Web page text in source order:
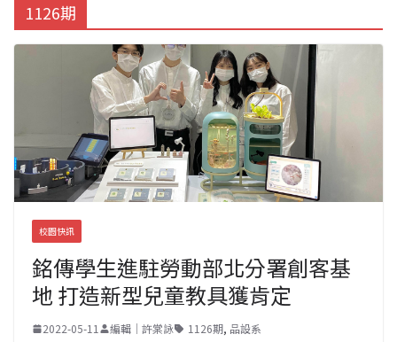
1126期
校園快訊
銘傳學生進駐勞動部北分署創客基
地 打造新型兒童教具獲肯定
2022-05-11 編輯｜許棠詠 1126期, 品設系